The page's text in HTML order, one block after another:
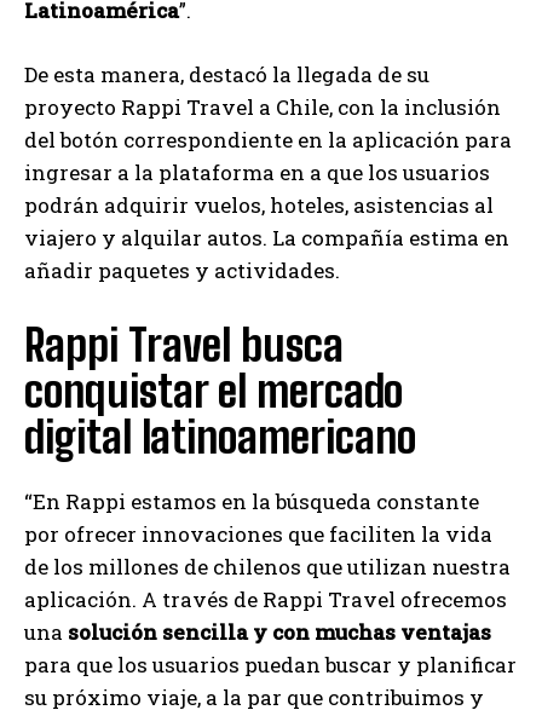
Latinoamérica”.
De esta manera, destacó la llegada de su
proyecto Rappi Travel a Chile, con la inclusión
del botón correspondiente en la aplicación para
ingresar a la plataforma en a que los usuarios
podrán adquirir vuelos, hoteles, asistencias al
viajero y alquilar autos. La compañía estima en
añadir paquetes y actividades.
Rappi Travel busca
conquistar el mercado
digital latinoamericano
“En Rappi estamos en la búsqueda constante
por ofrecer innovaciones que faciliten la vida
de los millones de chilenos que utilizan nuestra
aplicación. A través de Rappi Travel ofrecemos
una solución sencilla y con muchas ventajas
para que los usuarios puedan buscar y planificar
su próximo viaje, a la par que contribuimos y